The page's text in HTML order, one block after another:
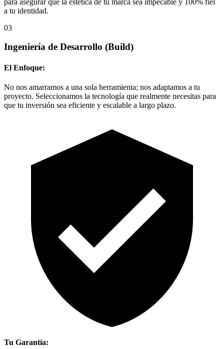
a tu identidad.
03
Ingeniería de Desarrollo (Build)
El Enfoque:
No nos amarramos a una sola herramienta; nos adaptamos a tu
proyecto. Seleccionamos la tecnología que realmente necesitas para
que tu inversión sea eficiente y escalable a largo plazo.
Tu Garantía: